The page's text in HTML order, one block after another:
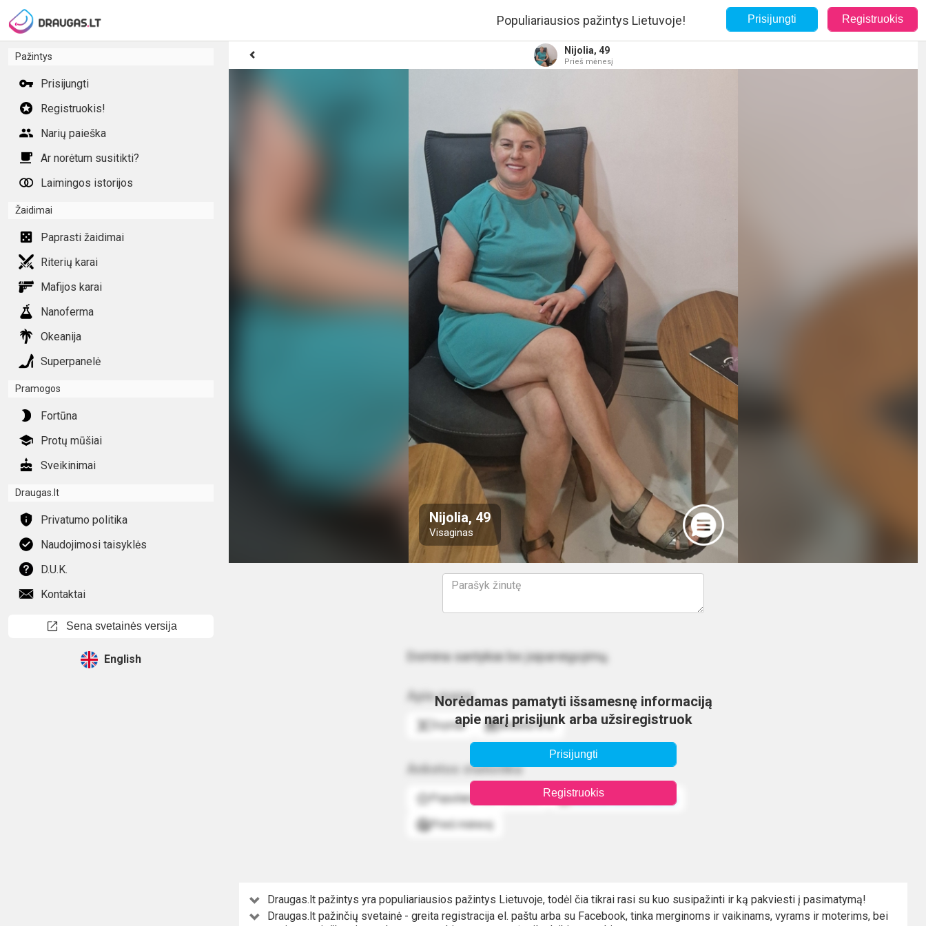
Pažintys
Prisijungti
Registruokis!
Narių paieška
Ar norėtum susitikti?
Laimingos istorijos
Žaidimai
Paprasti žaidimai
Riterių karai
Mafijos karai
Nanoferma
Okeanija
Superpanelė
Pramogos
Fortūna
Protų mūšiai
Sveikinimai
Draugas.lt
Privatumo politika
Naudojimosi taisyklės
D.U.K.
Kontaktai
open_in_new Sena svetainės versija
English
Populiariausios pažintys Lietuvoje! Prisijungti Registruokis
Nijolia, 49
Prieš mėnesį
Nijolia, 49
Visaginas
Domina santykiai be įsipareigojimų.
Apie mane
Dvyniai Birželio 8 d.
Anketos statistika
Populiarumas vidutinis
Sužinok atsakomumą
Prieš mėnesį
Norėdamas pamatyti išsamesnę informaciją
apie narį prisijunk arba užsiregistruok
Prisijungti
Registruokis
Draugas.lt pažintys yra populiariausios pažintys Lietuvoje, todėl čia tikrai rasi su kuo susipažinti ir ką pakviesti į pasimatymą!
Draugas.lt pažinčių svetainė - greita registracija el. paštu arba su Facebook, tinka merginoms ir vaikinams, vyrams ir moterims, bei